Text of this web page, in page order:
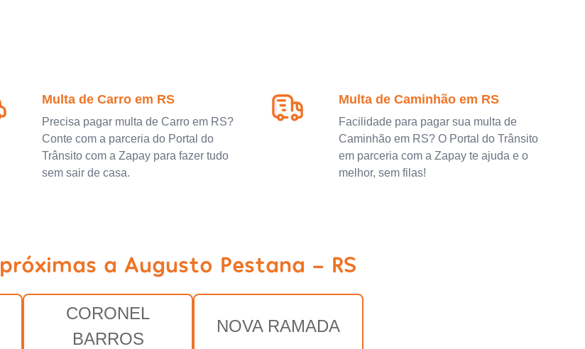
Multa de Carro em RS
Precisa pagar multa de Carro em RS?
Conte com a parceria do Portal do
Trânsito com a Zapay para fazer tudo
sem sair de casa.
Multa de Caminhão em RS
Facilidade para pagar sua multa de
Caminhão em RS? O Portal do Trânsito
em parceria com a Zapay te ajuda e o
melhor, sem filas!
a Augusto Pestana - RS
CORONEL
BARROS
NOVA RAMADA